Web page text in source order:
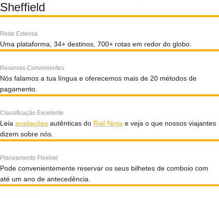
Sheffield
Rede Extensa
Uma plataforma, 34+ destinos, 700+ rotas em redor do globo.
Reservas Convenientes
Nós falamos a tua língua e oferecemos mais de 20 métodos de
pagamento.
Classificação Excelente
Leia avaliações autênticas do Rail Ninja e veja o que nossos viajantes
dizem sobre nós.
Planeamento Flexível
Pode convenientemente reservar os seus bilhetes de comboio com
até um ano de antecedência.